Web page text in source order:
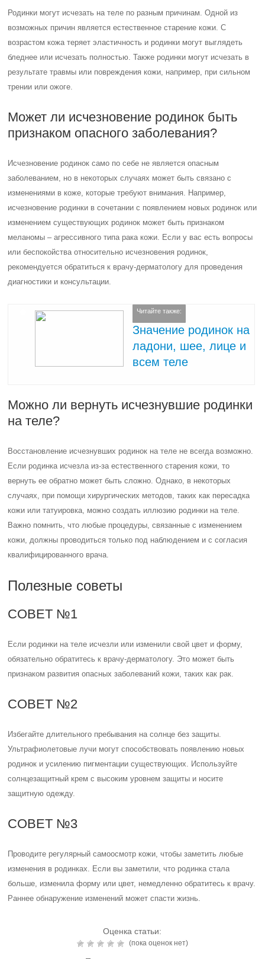
Родинки могут исчезать на теле по разным причинам. Одной из
возможных причин является естественное старение кожи. С
возрастом кожа теряет эластичность и родинки могут выглядеть
бледнее или исчезать полностью. Также родинки могут исчезать в
результате травмы или повреждения кожи, например, при сильном
трении или ожоге.
Может ли исчезновение родинок быть
признаком опасного заболевания?
Исчезновение родинок само по себе не является опасным
заболеванием, но в некоторых случаях может быть связано с
изменениями в коже, которые требуют внимания. Например,
исчезновение родинки в сочетании с появлением новых родинок или
изменением существующих родинок может быть признаком
меланомы – агрессивного типа рака кожи. Если у вас есть вопросы
или беспокойства относительно исчезновения родинок,
рекомендуется обратиться к врачу-дерматологу для проведения
диагностики и консультации.
Читайте также:
Значение родинок на
ладони, шее, лице и
всем теле
Можно ли вернуть исчезнувшие родинки
на теле?
Восстановление исчезнувших родинок на теле не всегда возможно.
Если родинка исчезла из-за естественного старения кожи, то
вернуть ее обратно может быть сложно. Однако, в некоторых
случаях, при помощи хирургических методов, таких как пересадка
кожи или татуировка, можно создать иллюзию родинки на теле.
Важно помнить, что любые процедуры, связанные с изменением
кожи, должны проводиться только под наблюдением и с согласия
квалифицированного врача.
Полезные советы
СОВЕТ №1
Если родинки на теле исчезли или изменили свой цвет и форму,
обязательно обратитесь к врачу-дерматологу. Это может быть
признаком развития опасных заболеваний кожи, таких как рак.
СОВЕТ №2
Избегайте длительного пребывания на солнце без защиты.
Ультрафиолетовые лучи могут способствовать появлению новых
родинок и усилению пигментации существующих. Используйте
солнцезащитный крем с высоким уровнем защиты и носите
защитную одежду.
СОВЕТ №3
Проводите регулярный самоосмотр кожи, чтобы заметить любые
изменения в родинках. Если вы заметили, что родинка стала
больше, изменила форму или цвет, немедленно обратитесь к врачу.
Раннее обнаружение изменений может спасти жизнь.
Оценка статьи:
(пока оценок нет)